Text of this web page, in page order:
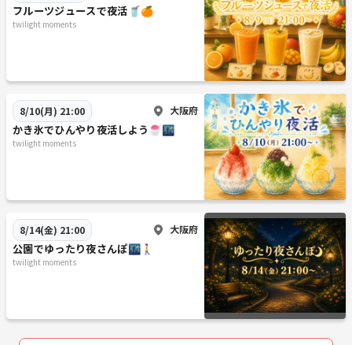
フルーツジュースで夜活🥤🍊
twilight moments
8/10(月) 21:00 大阪府
かき氷でひんやり夜活しよう🍧🌃
twilight moments
8/14(金) 21:00 大阪府
公園でゆったり夜さんぽ🌃🚶🏻
twilight moments